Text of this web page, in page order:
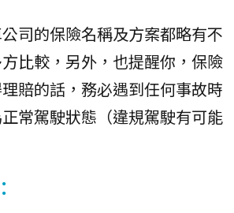
司的保險名稱及方案都略有不
比較，另外，也提醒你，保險
賠的話，務必遇到任何事故時
常駕駛狀態（違規駕駛有可能